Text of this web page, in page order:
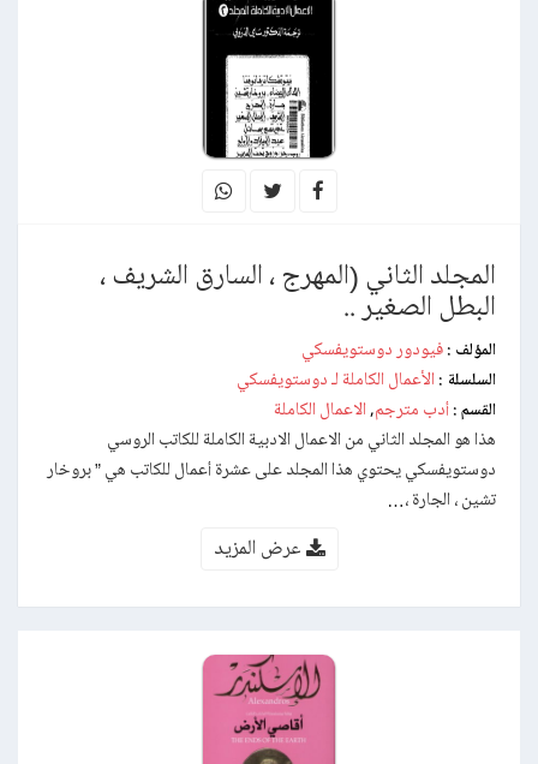
المجلد الثاني (المهرج ، السارق الشريف ،
البطل الصغير ..
المؤلف : فيودور دوستويفسكي
السلسلة : الأعمال الكاملة لـ دوستويفسكي
القسم : أدب مترجم, الاعمال الكاملة
هذا هو المجلد الثاني من الاعمال الادبية الكاملة للكاتب الروسي
دوستويفسكي يحتوي هذا المجلد على عشرة أعمال للكاتب هي ” بروخار
تشين ، الجارة ،…
عرض المزيد